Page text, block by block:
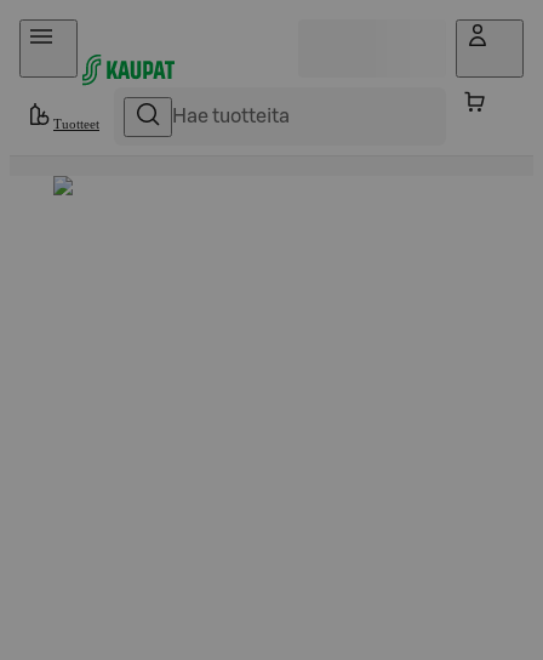
Hyppää sisältöön
Tuotteet